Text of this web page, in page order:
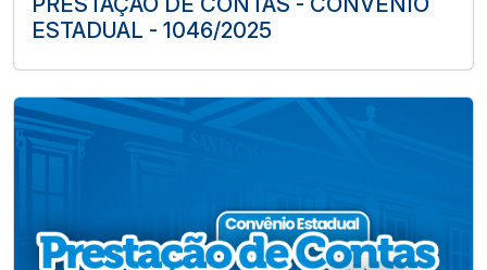
ESTADUAL - 1046/2025